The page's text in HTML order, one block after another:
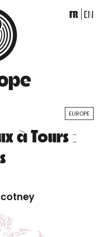
FR EN
EUROPE
à Tours :